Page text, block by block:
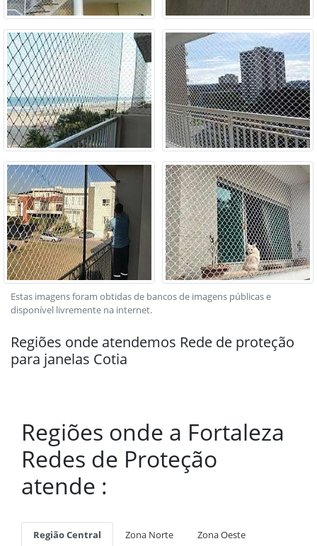
Estas imagens foram obtidas de bancos de imagens públicas e
disponível livremente na internet.
Regiões onde atendemos Rede de proteção
para janelas Cotia
Regiões onde a Fortaleza
Redes de Proteção
atende :
Região Central Zona Norte
Zona Oeste